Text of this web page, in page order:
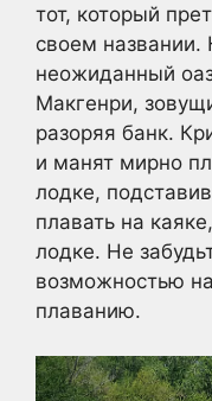
тот, который
своем
неожиданный
Макгенри,
разоряя банк.
и манят мирно
лодке,
плавать на
лодке. Не
возможностью
плаванию.